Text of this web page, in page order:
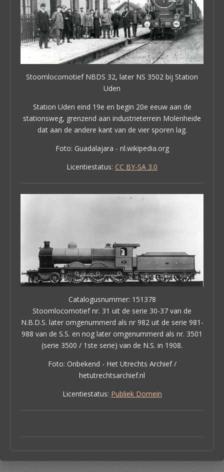
Stoomlocomotief NBDS 32, later NS 3502 bij Station
Uden
Station Uden eind 19e en begin 20e eeuw aan de
stationsweg, grenzend aan industrieterrein Molenheide
dat aan de andere kant van de vier sporen lag.
Foto: Guadalajara - nl.wikipedia.org
Licentiestatus: CC BY-SA 3.0
Catalogusnummer: 151378
Stoomlocomotief nr. 31 uit de serie 30-37 van de
N.B.D.S. later omgenummerd als nr 982 uit de serie 981-
988 van de S.S. en nog later omgenummerd als nr. 3501
(serie 3500 / 1ste serie) van de N.S. in 1908.
Foto: Onbekend - Het Utrechts Archief /
hetutrechtsarchief.nl
Licentiestatus: Publiek Domein